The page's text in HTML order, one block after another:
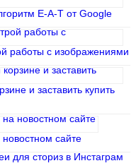
E-A-T от Google
работы с изображениями
и заставить купить
сайте
для сториз в Инстаграм